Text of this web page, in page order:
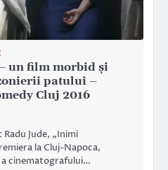
un film morbid și
patului –
Cluj 2016
Jude, „Inimi
la Cluj-Napoca,
a cinematografului…